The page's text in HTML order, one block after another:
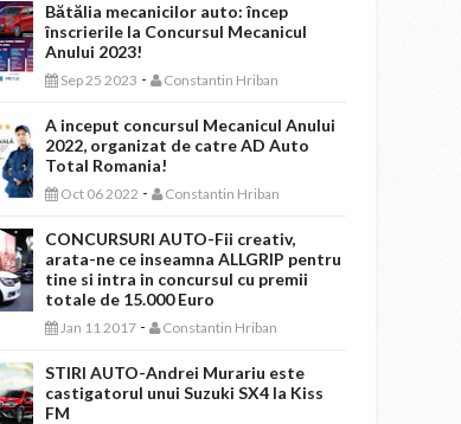
Bătălia mecanicilor auto: încep
înscrierile la Concursul Mecanicul
Anului 2023!
Sep 25 2023 - Constantin Hriban
A inceput concursul Mecanicul Anului
2022, organizat de catre AD Auto
Total Romania!
Oct 06 2022 - Constantin Hriban
CONCURSURI AUTO-Fii creativ,
arata-ne ce inseamna ALLGRIP pentru
tine si intra in concursul cu premii
totale de 15.000 Euro
Jan 11 2017 - Constantin Hriban
STIRI AUTO-Andrei Murariu este
castigatorul unui Suzuki SX4 la Kiss
FM